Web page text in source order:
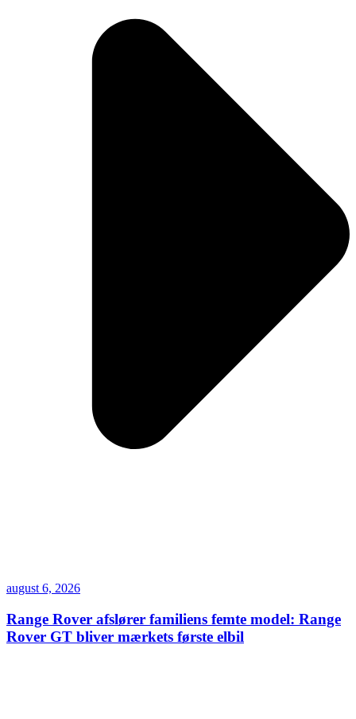
august 6, 2026
Range Rover afslører familiens femte model: Range
Rover GT bliver mærkets første elbil